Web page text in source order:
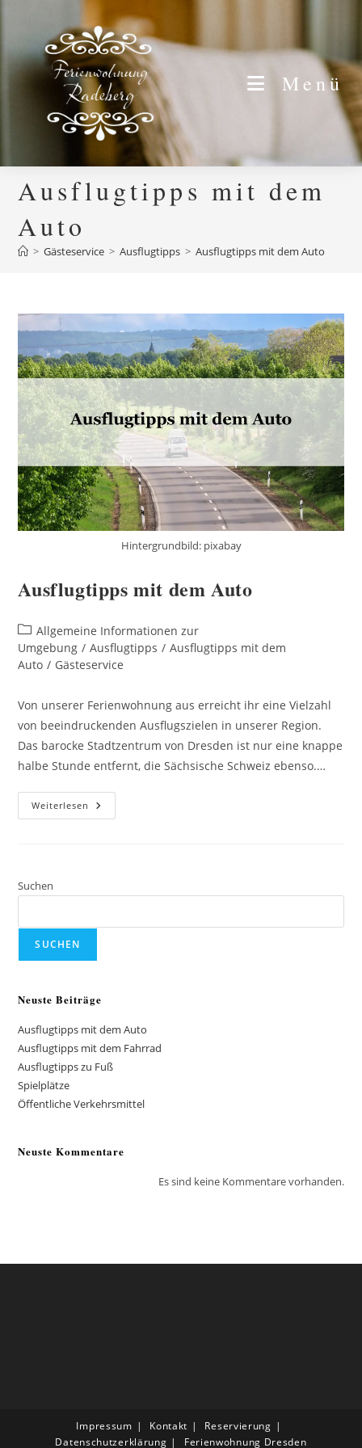
springen
Menü
Ausflugtipps mit dem
Auto
> Gästeservice > Ausflugtipps > Ausflugtipps mit dem Auto
Hintergrundbild: pixabay
Ausflugtipps mit dem Auto
Beitrags-
Kategorie:
Allgemeine Informationen zur
Umgebung / Ausflugtipps / Ausflugtipps mit dem
Auto / Gästeservice
Von unserer Ferienwohnung aus erreicht ihr eine Vielzahl
von beeindruckenden Ausflugszielen in unserer Region.
Das barocke Stadtzentrum von Dresden ist nur eine knappe
halbe Stunde entfernt, die Sächsische Schweiz ebenso.…
Weiterlesen Ausflugtipps
Mit
Suchen
SUCHEN
Neuste Beiträge
Ausflugtipps mit dem Auto
Ausflugtipps mit dem Fahrrad
Ausflugtipps zu Fuß
Spielplätze
Öffentliche Verkehrsmittel
Neuste Kommentare
Es sind keine Kommentare vorhanden.
Impressum Kontakt
Reservierung
Datenschutzerklärung
Ferienwohnung Dresden